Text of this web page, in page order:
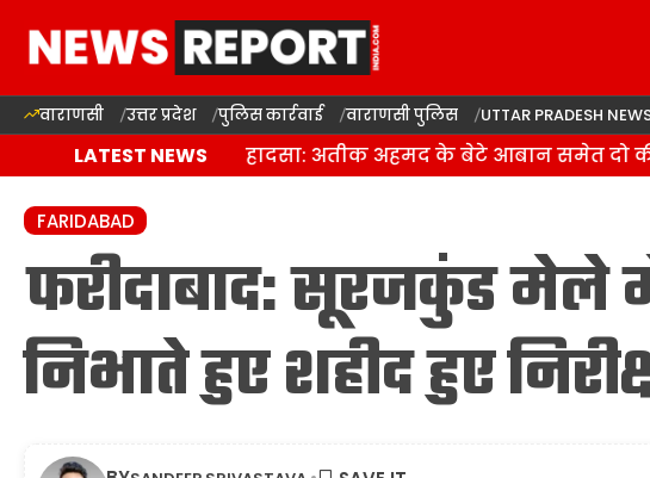
वाराणसी उत्तर प्रदेश पुलिस कार्रवाई वाराणसी पुलिस UTTAR PRADESH
LATEST NEWS
झांसी में दर्दनाक सड़क हादसा: अतीक अहमद के बेटे आबान समेत दो की
FARIDABAD
फरीदाबाद: सूरजकुंड मेले
निभाते हुए शहीद हुए